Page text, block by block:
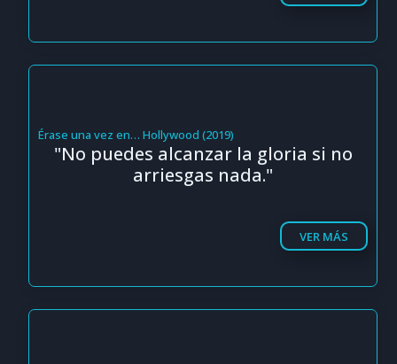
Érase una vez en… Hollywood (2019)
"No puedes alcanzar la gloria si no
arriesgas nada."
VER MÁS